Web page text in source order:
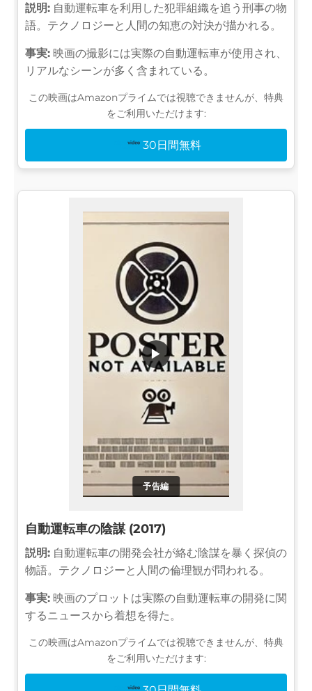
説明: 自動運転車を利用した犯罪組織を追う刑事の物
語。テクノロジーと人間の知恵の対決が描かれる。
事実: 映画の撮影には実際の自動運転車が使用され、
リアルなシーンが多く含まれている。
この映画はAmazonプライムでは視聴できませんが、特典
をご利用いただけます:
30日間無料
予告編
▶
自動運転車の陰謀 (2017)
説明: 自動運転車の開発会社が絡む陰謀を暴く探偵の
物語。テクノロジーと人間の倫理観が問われる。
事実: 映画のプロットは実際の自動運転車の開発に関
するニュースから着想を得た。
この映画はAmazonプライムでは視聴できませんが、特典
をご利用いただけます: